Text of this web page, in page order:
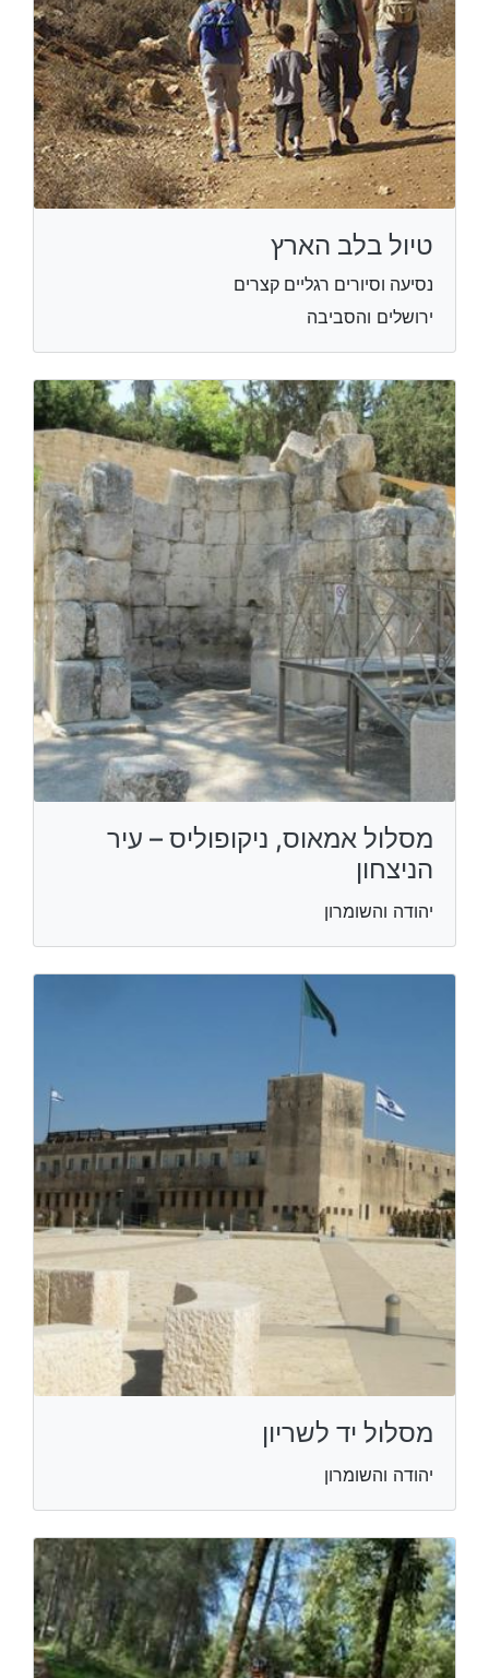
טיול בלב הארץ
נסיעה וסיורים רגליים קצרים
ירושלים והסביבה
מסלול אמאוס, ניקופוליס – עיר
הניצחון
יהודה והשומרון
מסלול יד לשריון
יהודה והשומרון